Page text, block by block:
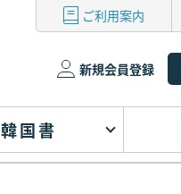
ご利用案内
新規会員登録
韓国書